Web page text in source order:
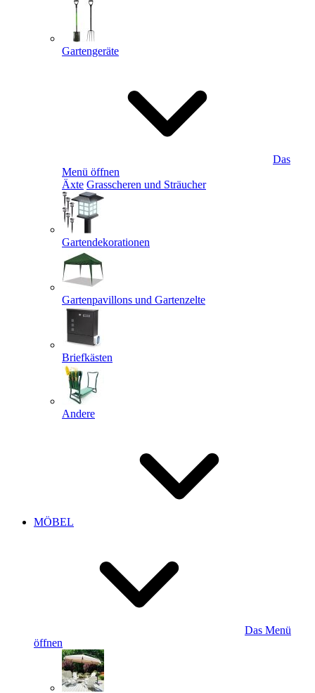
Gartengeräte
Das
Menü öffnen
Äxte Grasscheren und Sträucher
Gartendekorationen
Gartenpavillons und Gartenzelte
Briefkästen
Andere
MÖBEL
Das Menü
öffnen